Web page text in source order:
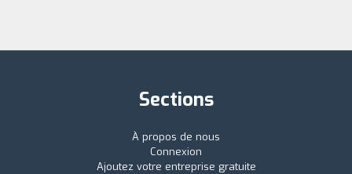
Sections
À propos de nous
Connexion
Ajoutez votre entreprise gratuite